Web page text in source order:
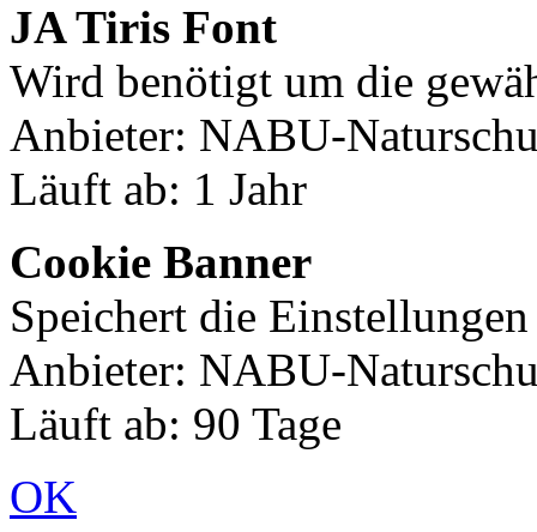
JA Tiris Font
Wird benötigt um die
Anbieter: NABU-
Läuft ab: 1 Jahr
Cookie Banner
Speichert die
Anbieter: NABU-
Läuft ab: 90 Tage
OK